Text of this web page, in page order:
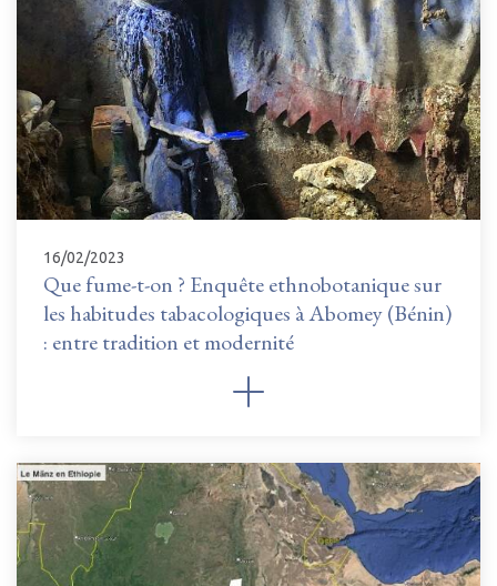
16/02/2023
Que fume-t-on ? Enquête ethnobotanique sur
les habitudes tabacologiques à Abomey (Bénin)
: entre tradition et modernité